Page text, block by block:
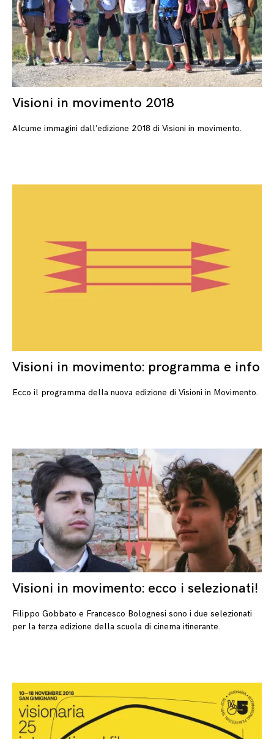
Visioni in movimento 2018
Alcume immagini dall’edizione 2018 di Visioni in movimento.
Visioni in movimento: programma e info
Ecco il programma della nuova edizione di Visioni in Movimento.
Visioni in movimento: ecco i selezionati!
Filippo Gobbato e Francesco Bolognesi sono i due selezionati
per la terza edizione della scuola di cinema itinerante.